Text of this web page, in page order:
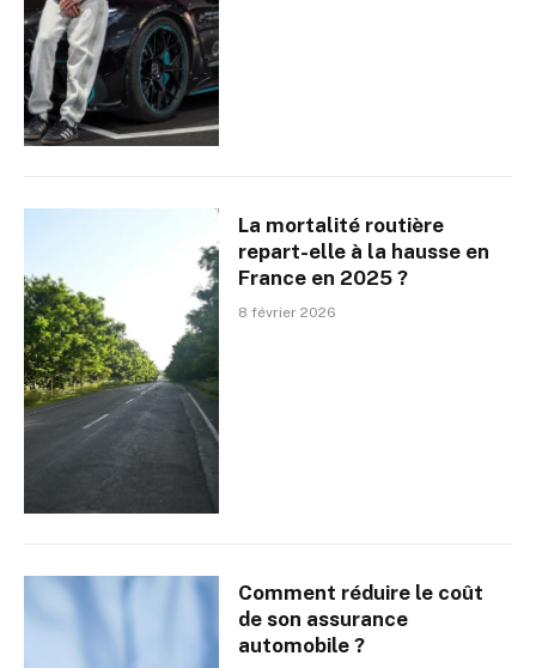
La mortalité routière
repart-elle à la hausse en
France en 2025 ?
8 février 2026
Comment réduire le coût
de son assurance
automobile ?